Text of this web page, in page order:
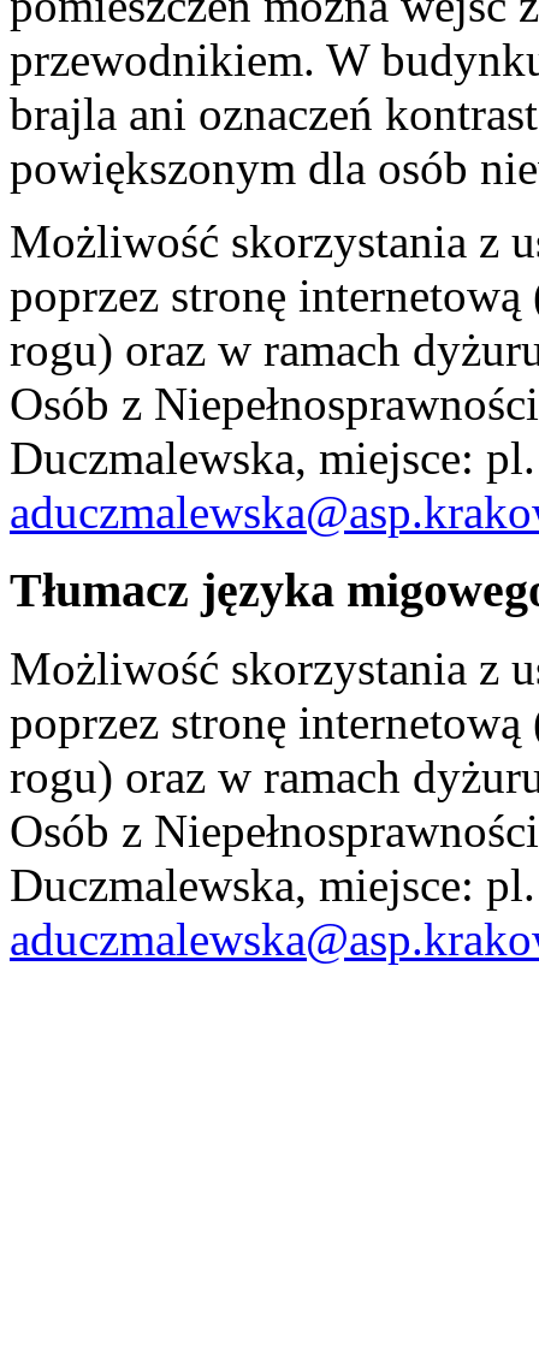
przewodnikiem. W
brajla ani oznaczeń
powiększonym dla osób
Możliwość skorzystania z
poprzez stronę
rogu) oraz w ramach
Osób z
Duczmalewska, miejsce:
Tłumacz języka
Możliwość skorzystania z
poprzez stronę
rogu) oraz w ramach
Osób z
Duczmalewska, miejsce: